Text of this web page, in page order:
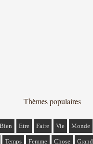
Thèmes populaires
Bien Etre Faire Vie Monde
Temps Femme Chose Grand